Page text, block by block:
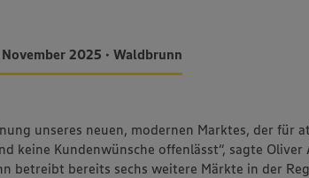
2025 • Waldbrunn
unseres neuen, modernen Marktes, der für
keine Kundenwünsche offenlässt“, sagte Oliver
betreibt bereits sechs weitere Märkte in der